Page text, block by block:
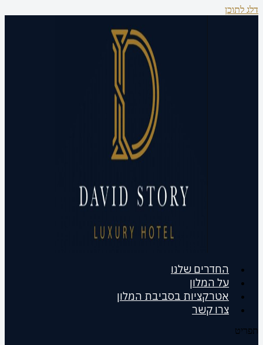
דלג לתוכן
החדרים שלנו
על המלון
אטרקציות בסביבת המלון
צרו קשר
תפריט